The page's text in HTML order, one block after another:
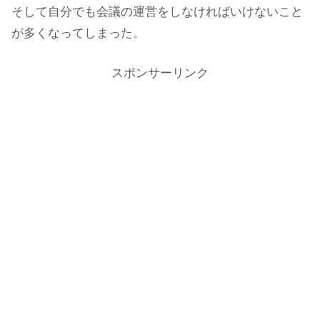
そして自分でも会議の運営をしなければいけないこと
が多くなってしまった。
スポンサーリンク